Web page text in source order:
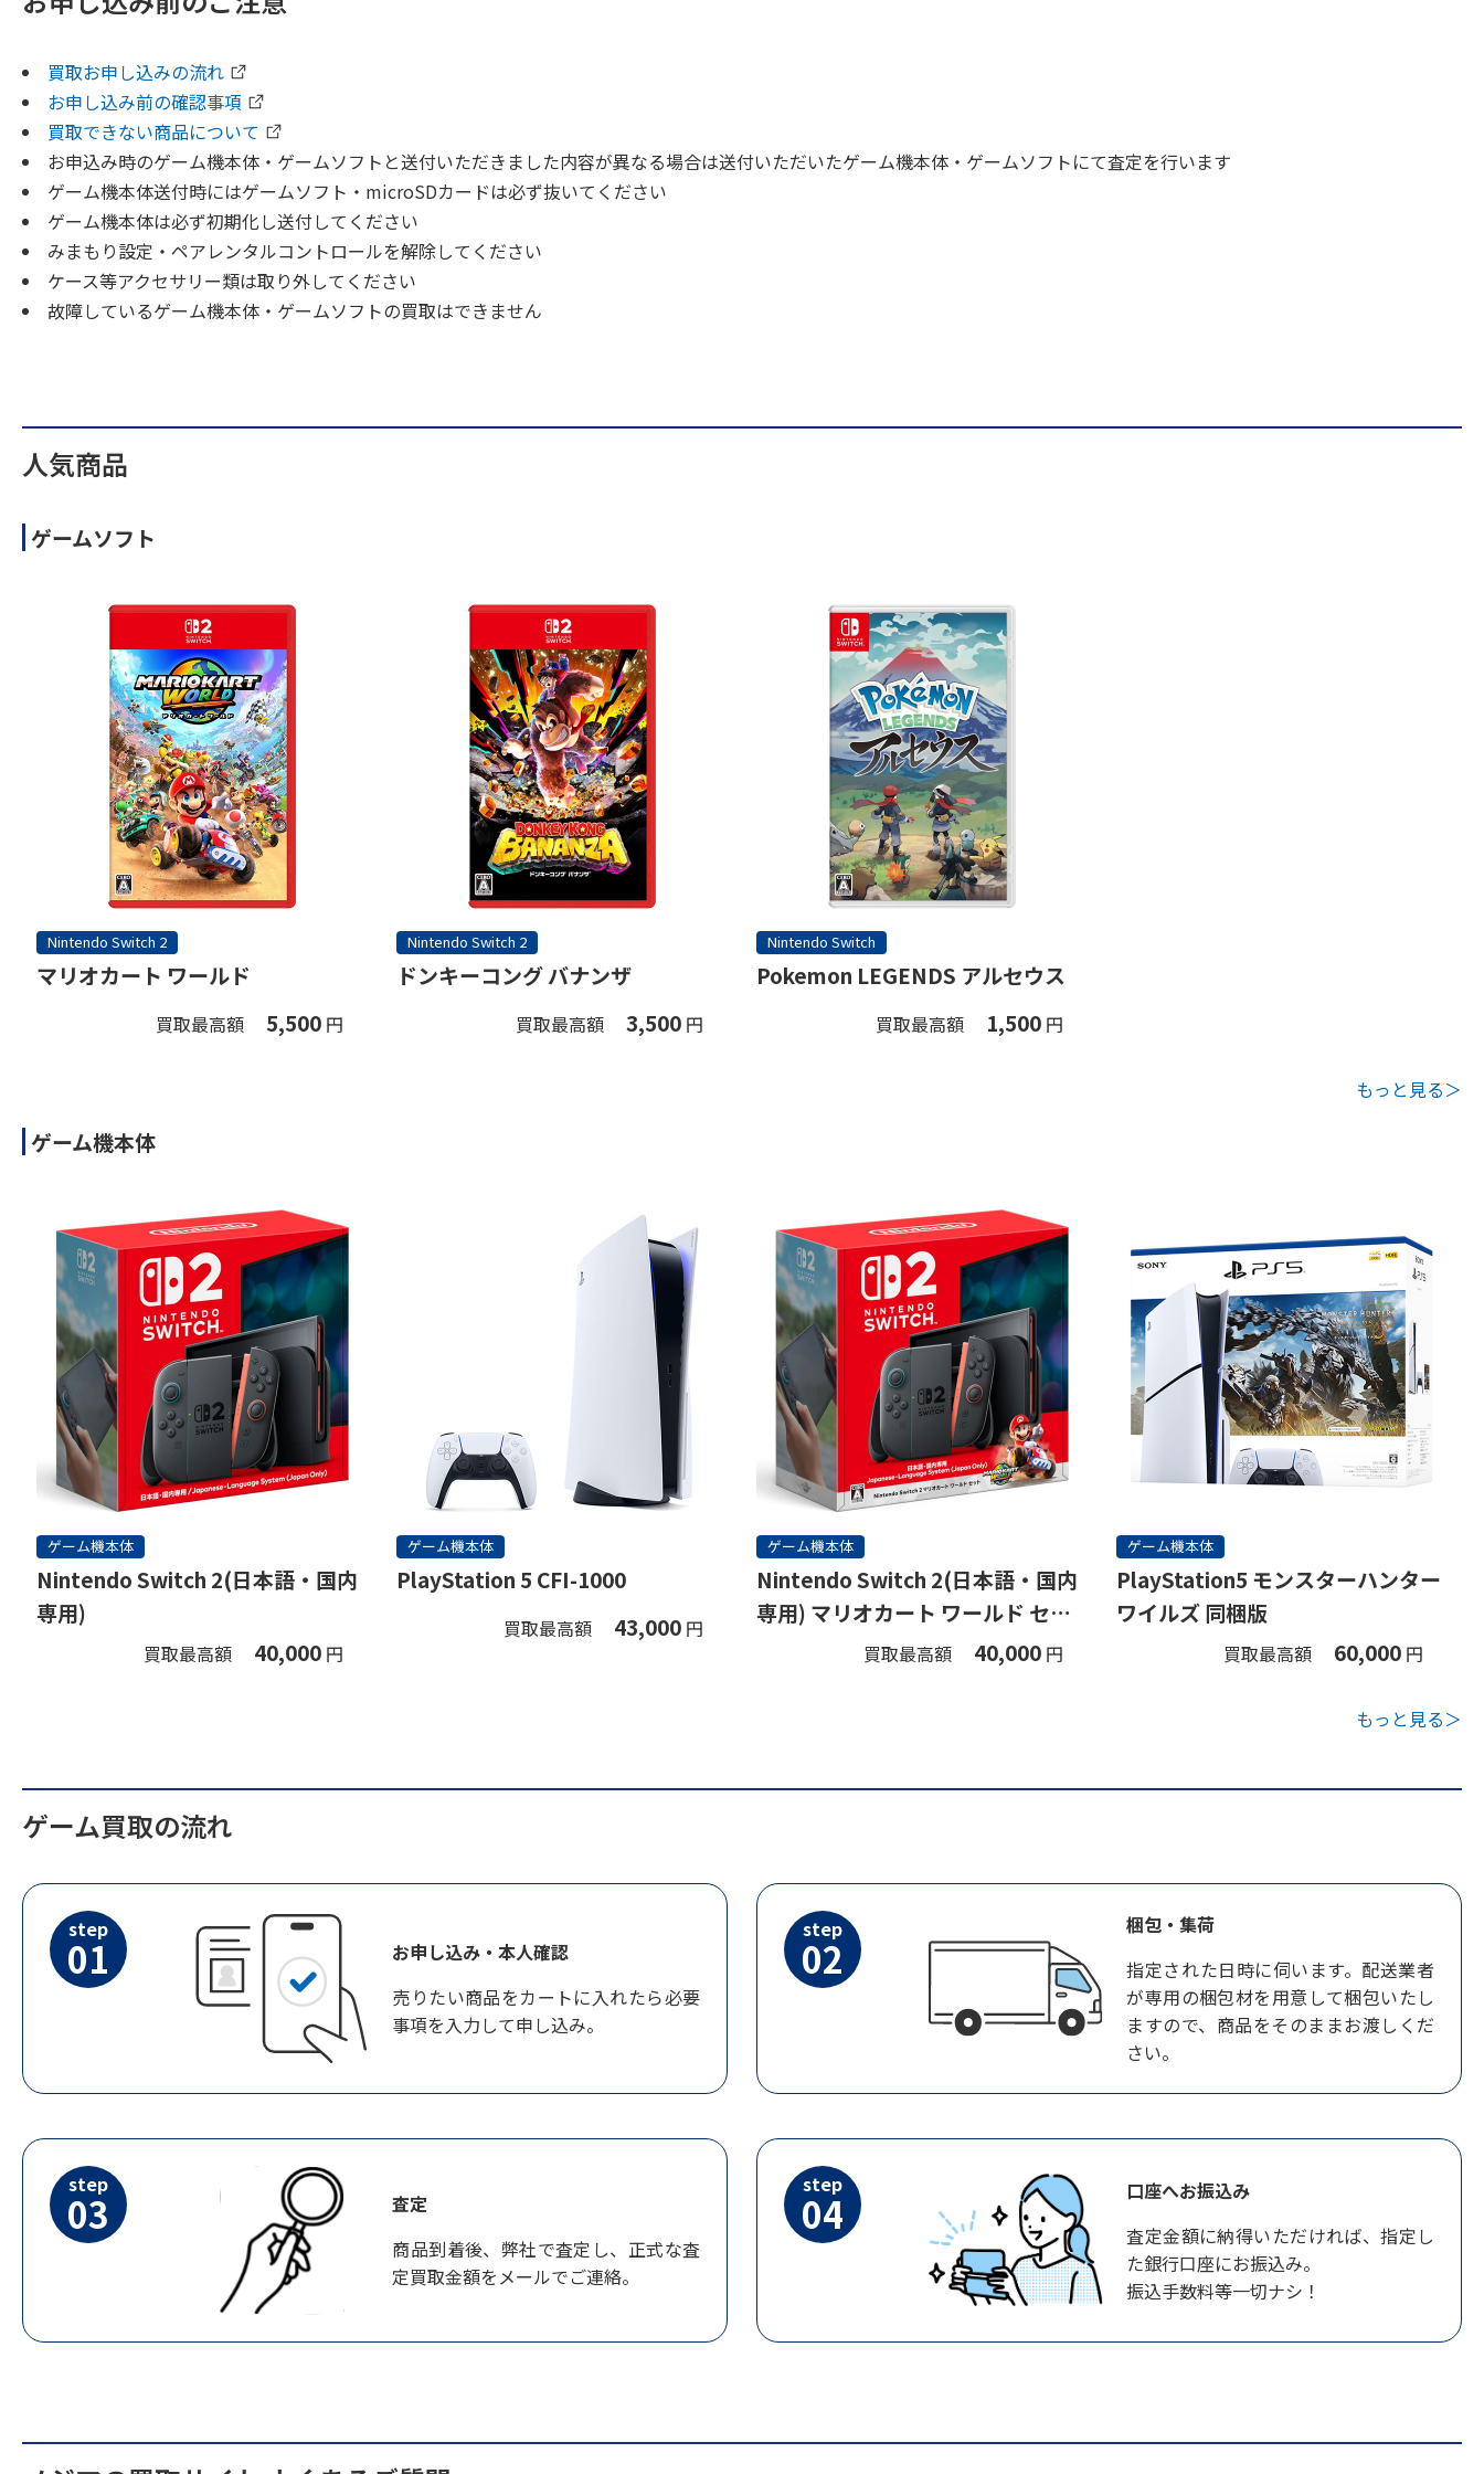
買取お申し込みの流れ
お申し込み前の確認事項
買取できない商品について
お申込み時のゲーム機本体・ゲームソフトと送付いただきました内容が異なる場合は送付いただいたゲーム機本体・ゲームソフトにて査定を行います
ゲーム機本体送付時にはゲームソフト・microSDカードは必ず抜いてください
ゲーム機本体は必ず初期化し送付してください
みまもり設定・ペアレンタルコントロールを解除してください
ケース等アクセサリー類は取り外してください
故障しているゲーム機本体・ゲームソフトの買取はできません
人気商品
ゲームソフト
Nintendo Switch 2
マリオカート ワールド
買取最高額 5,500 円
Nintendo Switch 2
ドンキーコング バナンザ
買取最高額 3,500 円
Nintendo Switch
Pokemon LEGENDS アルセウス
買取最高額 1,500 円
もっと見る＞
ゲーム機本体
ゲーム機本体
Nintendo Switch 2(日本語・国内
専用)
買取最高額 40,000 円
ゲーム機本体
PlayStation 5 CFI-1000
買取最高額 43,000 円
ゲーム機本体
Nintendo Switch 2(日本語・国内
専用) マリオカート ワールド セッ
買取最高額 40,000 円
ゲーム機本体
PlayStation5 モンスターハンター
ワイルズ 同梱版
買取最高額 60,000 円
もっと見る＞
ゲーム買取の流れ
step
01
お申し込み・本人確認
売りたい商品をカートに入れたら必要
事項を入力して申し込み。
step
02
梱包・集荷
指定された日時に伺います。配送業者
が専用の梱包材を用意して梱包いたし
ますので、商品をそのままお渡しくだ
さい。
step
03
査定
商品到着後、弊社で査定し、正式な査
定買取金額をメールでご連絡。
step
04
口座へお振込み
査定金額に納得いただければ、指定し
た銀行口座にお振込み。
振込手数料等一切ナシ！